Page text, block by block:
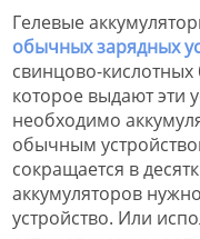
Гелевые
обычных зарядных
свинцово-
которое выдают эти
необходимо
обычным
сокращается в
аккумуляторов
устройство. Или